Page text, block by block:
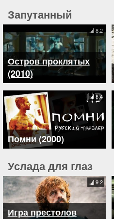
Запутанный
Остров проклятых
(2010)
8.2
Помни (2000)
8.4
Услада для глаз
Игра престолов
9.2